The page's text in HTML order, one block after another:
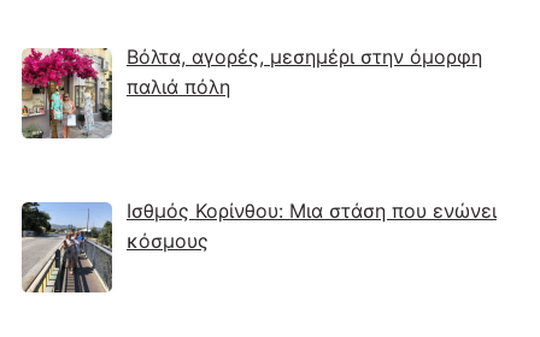
Βόλτα, αγορές, μεσημέρι στην όμορφη
παλιά πόλη
Ισθμός Κορίνθου: Μια στάση που ενώνει
κόσμους